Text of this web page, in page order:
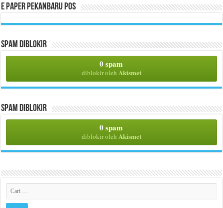
E Paper Pekanbaru Pos
Spam Diblokir
0 spam
diblokir oleh Akismet
Spam Diblokir
0 spam
diblokir oleh Akismet